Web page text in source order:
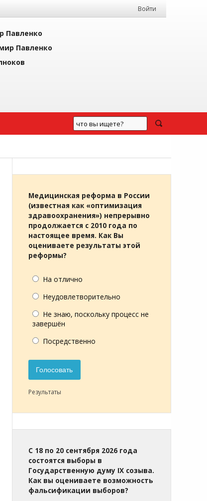
Войти
Павленко
Павленко
Медицинская реформа в России
(известная как «оптимизация
здравоохранения») непрерывно
продолжается с 2010 года по
настоящее время. Как Вы
оцениваете результаты этой
реформы?
На отлично
Неудовлетворительно
Не знаю, поскольку процесс не
завершён
Посредственно
Голосовать
Результаты
С 18 по 20 сентября 2026 года
состоятся выборы в
Государственную думу IX созыва.
Как вы оцениваете возможность
фальсификации выборов?